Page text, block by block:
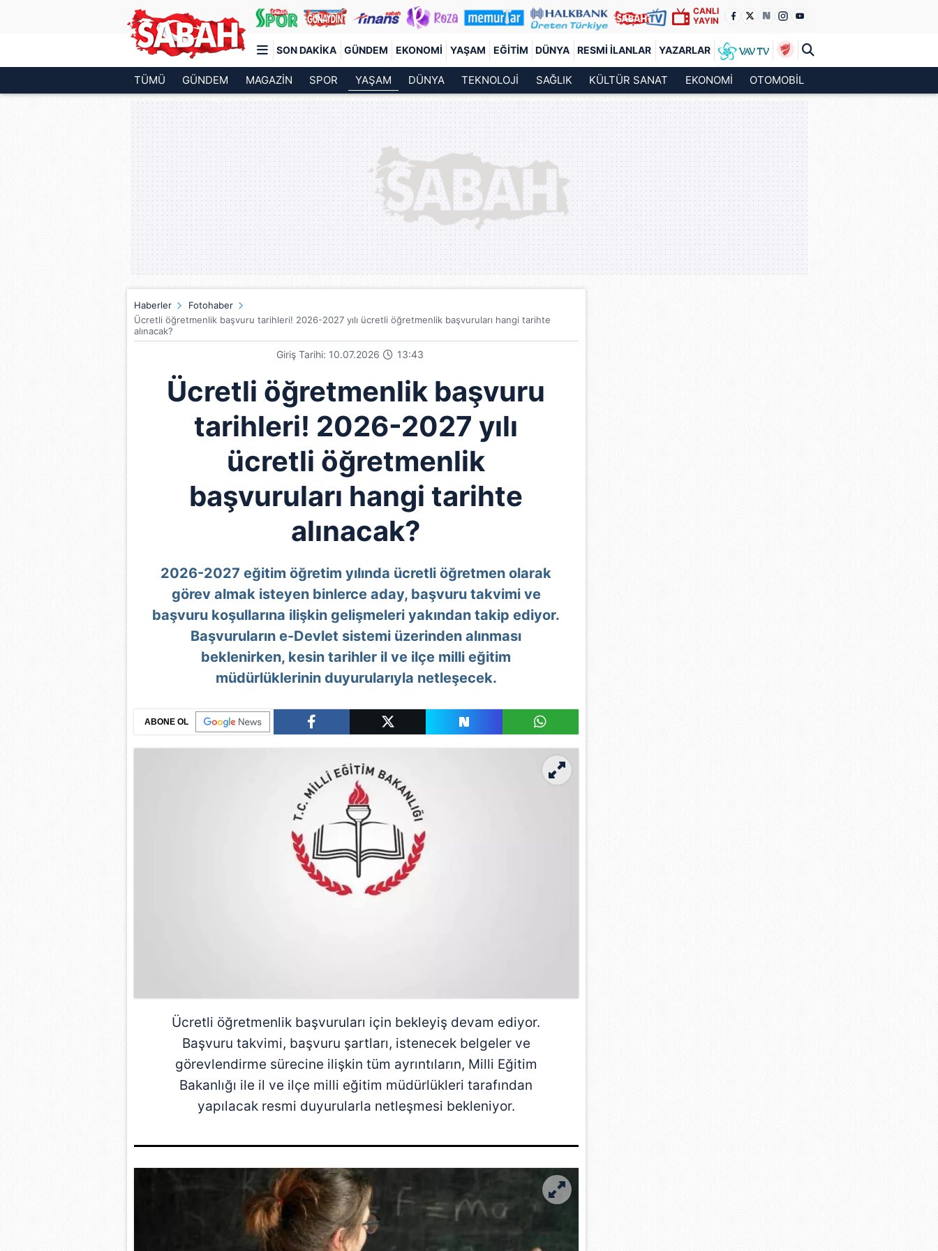
CANLI
YAYIN
SON DAKIKA GÜNDEM EKONOMI YAŞAM EĞITIM DÜNYA RESMI İLANLAR YAZARLAR
Türkiye'nin en iyi haber sitesi
TÜMÜ GÜNDEM MAGAZİN SPOR YAŞAM DÜNYA TEKNOLOJİ SAĞLIK KÜLTÜR SANAT EKONOMİ OTOMOBİL
Haberler
Fotohaber
Ücretli öğretmenlik başvuru tarihleri! 2026-2027 yılı ücretli öğretmenlik başvuruları hangi tarihte
alınacak?
Giriş Tarihi: 10.07.2026 13:43
Ücretli öğretmenlik başvuru
tarihleri! 2026-2027 yılı
ücretli öğretmenlik
başvuruları hangi tarihte
alınacak?
2026-2027 eğitim öğretim yılında ücretli öğretmen olarak
görev almak isteyen binlerce aday, başvuru takvimi ve
başvuru koşullarına ilişkin gelişmeleri yakından takip ediyor.
Başvuruların e-Devlet sistemi üzerinden alınması
beklenirken, kesin tarihler il ve ilçe milli eğitim
müdürlüklerinin duyurularıyla netleşecek.
ABONE OL
Ücretli öğretmenlik başvuruları için bekleyiş devam ediyor.
Başvuru takvimi, başvuru şartları, istenecek belgeler ve
görevlendirme sürecine ilişkin tüm ayrıntıların, Milli Eğitim
Bakanlığı ile il ve ilçe milli eğitim müdürlükleri tarafından
yapılacak resmi duyurularla netleşmesi bekleniyor.